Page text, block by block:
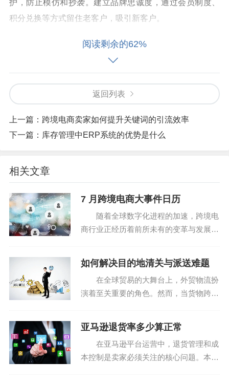
护，防止模仿和抄袭。建立品牌忠诚度，通过会员制度、
积分兑换等方式留住老客户，吸引新客户。
三、精准营销，提高转化率
搜索引擎优化（SEO）：通过设置关键词竞价排名、
o、Bing等）上获取潜在用户的点击。优化产品标题、描述
和关键词，提高搜索引擎排名。
社交媒体营销:利用Facebook、Instagram、TikTok等
品牌曝光度。与网红合作，通过短视频、直播等形式推广
产品，扩大品牌影响力。
阅读剩余的62%
返回列表
上一篇： 跨境电商卖家如何提升关键词的引流效率
下一篇： 库存管理中ERP系统的优势是什么
相关文章
7 月跨境电商大事件日历
随着全球数字化进程的加速，跨境电
商行业正经历着前所未有的变革与发展。
从促销活动、展会动态、政策变化等多个
维度深入探讨这个...
如何解决目的地清关与派送难题
在全球贸易的大舞台上，外贸物流扮
演着至关重要的角色。然而，当货物跨越
公里” 难题。如何顺利解决这些问题，确
保货物能够及时、...
亚马逊退货率多少算正常
在亚马逊平台运营中，退货管理和成
本控制是卖家必须关注的核心问题。本文